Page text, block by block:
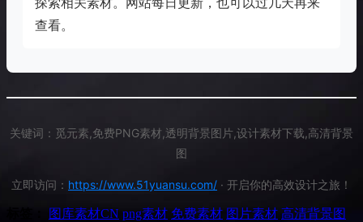
查看。
关键词：觅元素,免费PNG素材,透明背景图片,设计素材下载,高清背景
图
立即访问： https://www.51yuansu.com/ · 开启你的高效设计之旅！
图库素材CN png素材 免费素材 图片素材 高清背景图